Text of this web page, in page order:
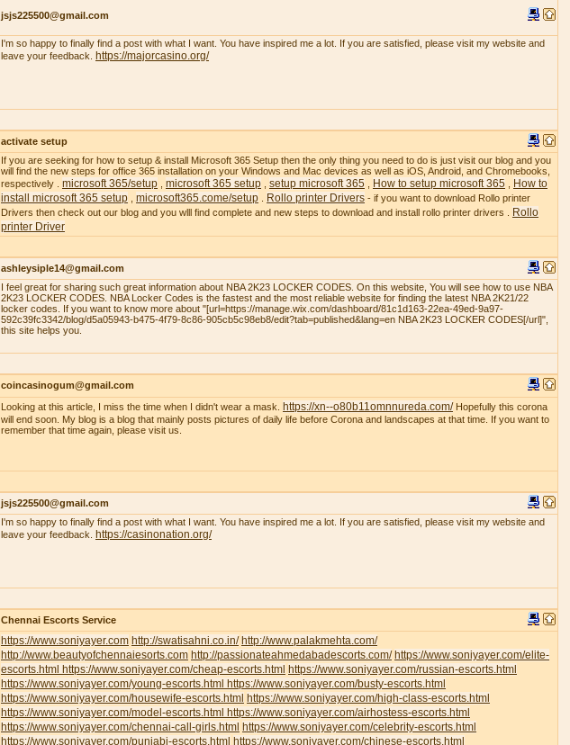
jsjs225500@gmail.com
I'm so happy to finally find a post with what I want. You have inspired me a lot. If you are satisfied, please visit my website and
leave your feedback.
https://majorcasino.org/
activate setup
If you are seeking for how to setup & install Microsoft 365 Setup then the only thing you need to do is just visit our blog and you
will find the new steps for office 365 installation on your Windows and Mac devices as well as iOS, Android, and Chromebooks,
respectively . microsoft 365/setup microsoft 365 setup setup microsoft 365 How to setup microsoft 365
How to
install microsoft 365 setup
microsoft365.come/setup Rollo printer Drivers - if you want to download Rollo printer
Drivers then check out our blog and you wlll find complete and new steps to download and install rollo printer drivers .
Rollo
printer Driver
ashleysiple14@gmail.com
I feel great for sharing such great information about NBA 2K23 LOCKER CODES. On this website, You will see how to use NBA
2K23 LOCKER CODES. NBA Locker Codes is the fastest and the most reliable website for finding the latest NBA 2K21/22
locker codes. If you want to know more about "[url=https://manage.wix.com/dashboard/81c1d163-22ea-49ed-9a97-
592c39fc3342/blog/d5a05943-b475-4f79-8c86-905cb5c98eb8/edit?tab=published&lang=en NBA 2K23 LOCKER CODES[/url]",
this site helps you.
coincasinogum@gmail.com
Looking at this article, I miss the time when I didn't wear a mask. https://xn--o80b11omnnureda.com/Hopefully this corona
will end soon. My blog is a blog that mainly posts pictures of daily life before Corona and landscapes at that time. If you want to
remember that time again, please visit us.
jsjs225500@gmail.com
I'm so happy to finally find a post with what I want. You have inspired me a lot. If you are satisfied, please visit my website and
leave your feedback.
https://casinonation.org/
Chennai Escorts Service
https://www.soniyayer.com http://swatisahni.co.in/ http://www.palakmehta.com/
http://www.beautyofchennaiesorts.com http://passionateahmedabadescorts.com/ https://www.soniyayer.com/elite-
escorts.html https://www.soniyayer.com/cheap-escorts.html https://www.soniyayer.com/russian-escorts.html
https://www.soniyayer.com/young-escorts.html https://www.soniyayer.com/busty-escorts.html
https://www.soniyayer.com/housewife-escorts.html https://www.soniyayer.com/high-class-escorts.html
https://www.soniyayer.com/model-escorts.html https://www.soniyayer.com/airhostess-escorts.html
https://www.soniyayer.com/chennai-call-girls.html https://www.soniyayer.com/celebrity-escorts.html
https://www.soniyayer.com/punjabi-escorts.html https://www.soniyayer.com/chinese-escorts.html